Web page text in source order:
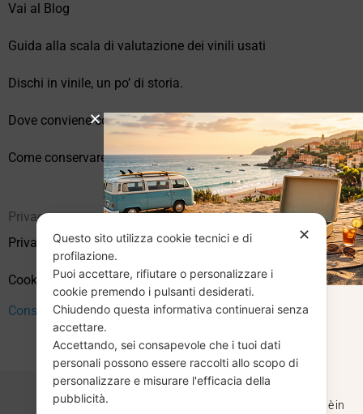
Vai al Blog
Guida alla scala di valutazione dei vinili usati
Dischi in vinile, un po’ di storia.
Dove conviene comprare vinili online?
Come conservare correttamente i vinili usati
Privacy
Privacy Policy
Cookie Policy (UE)
Consenso
✕
Questo sito utilizza cookie tecnici e di
profilazione.
Puoi accettare, rifiutare o personalizzare i
cookie premendo i pulsanti desiderati.
Chiudendo questa informativa continuerai senza
accettare.
Accettando, sei consapevole che i tuoi dati
personali possono essere raccolti allo scopo di
personalizzare e misurare l'efficacia della
pubblicità.
CHIUSURA
ESTIVA
Dal 29 luglio al 31 agosto venditaviniliusati.it è in